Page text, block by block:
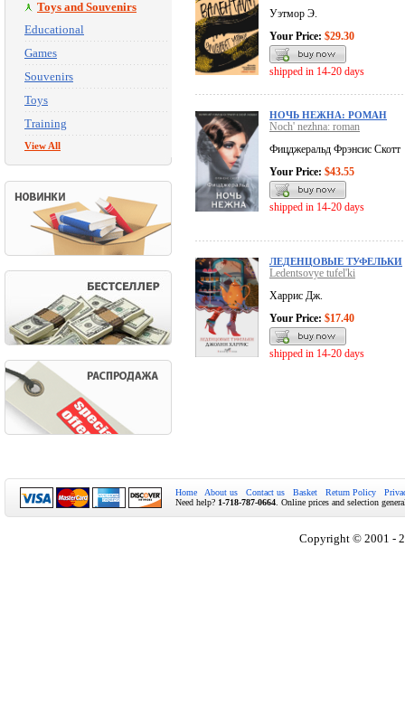
Toys and Souvenirs
Educational
Games
Souvenirs
Toys
Training
View All
Уэтмор Э.
Your Price: $29.30
shipped in 14-20 days
НОЧЬ НЕЖНА: РОМАН
Noch' nezhna: roman
Фицджеральд Фрэнсис Скотт
Your Price: $43.55
shipped in 14-20 days
ЛЕДЕНЦОВЫЕ ТУФЕЛЬКИ
Ledentsovye tufel'ki
Харрис Дж.
Your Price: $17.40
shipped in 14-20 days
Home About us Contact us Basket Return Policy
Need help? 1-718-787-0664 . Online prices and selection
Copyright © 2001 -